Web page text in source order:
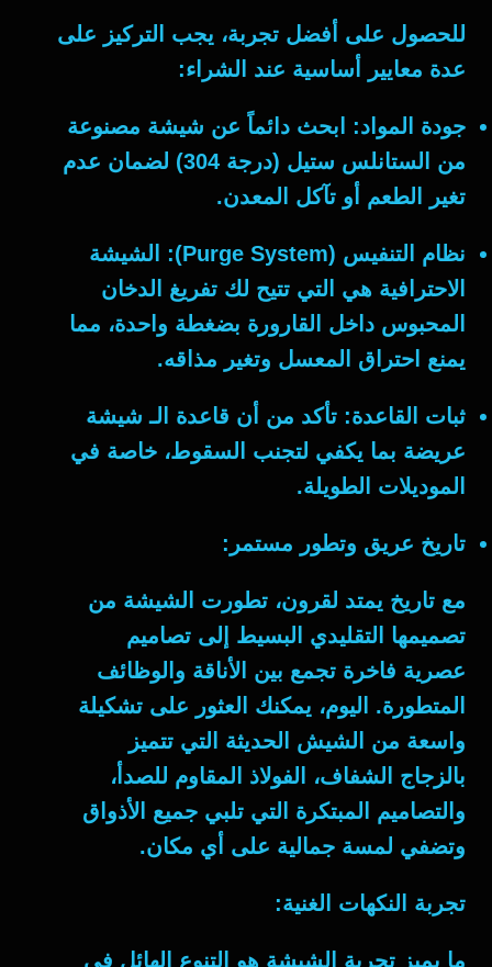
للحصول على أفضل تجربة، يجب التركيز على
عدة معايير أساسية عند الشراء:
جودة المواد: ابحث دائماً عن شيشة مصنوعة
من الستانلس ستيل (درجة 304) لضمان عدم
تغير الطعم أو تآكل المعدن.
نظام التنفيس (Purge System):
الشيشة
الاحترافية هي التي تتيح لك تفريغ الدخان
المحبوس داخل القارورة بضغطة واحدة، مما
يمنع احتراق المعسل وتغير مذاقه.
ثبات القاعدة: تأكد من أن قاعدة الـ شيشة
عريضة بما يكفي لتجنب السقوط، خاصة في
الموديلات الطويلة.
تاريخ عريق وتطور مستمر:
مع تاريخ يمتد لقرون، تطورت الشيشة من
تصميمها التقليدي البسيط إلى تصاميم
عصرية فاخرة تجمع بين الأناقة والوظائف
المتطورة. اليوم، يمكنك العثور على تشكيلة
واسعة من الشيش الحديثة التي تتميز
بالزجاج الشفاف، الفولاذ المقاوم للصدأ،
والتصاميم المبتكرة التي تلبي جميع الأذواق
وتضفي لمسة جمالية على أي مكان.
تجربة النكهات الغنية:
ما يميز تجربة الشيشة هو التنوع الهائل في